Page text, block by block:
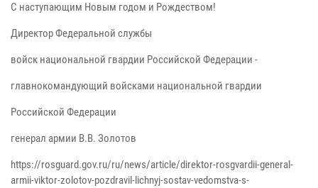
С наступающим Новым годом и Рождеством!
Директор Федеральной службы
войск национальной гвардии Российской Федерации -
главнокомандующий войсками национальной гвардии
Российской Федерации
генерал армии В.В. Золотов
https://rosguard.gov.ru/ru/news/article/direktor-rosgvardii-general-
armii-viktor-zolotov-pozdravil-lichnyj-sostav-vedomstva-s-